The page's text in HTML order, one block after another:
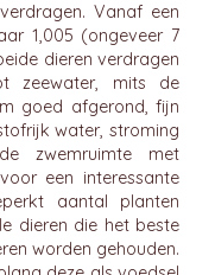
Vanaf een
1,005 (ongeveer 7
dieren verdragen
zeewater, mits de
goed afgerond, fijn
water, stroming
zwemruimte met
een interessante
aantal planten
dieren die het beste
worden gehouden.